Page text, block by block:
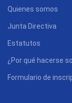
Quienes somos
Junta Directiva
Estatutos
¿Por qué hacerse
Formulario de